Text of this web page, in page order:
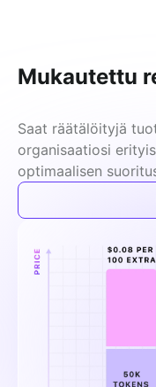
Mukautettu
Saat räätälöityjä
organisaatiosi
optimaalisen